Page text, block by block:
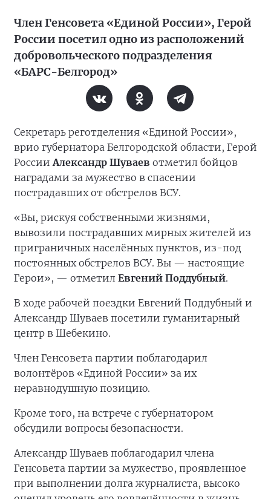
Член Генсовета «Единой России», Герой
России посетил одно из расположений
добровольческого подразделения
«БАРС-Белгород»
Секретарь реготделения «Единой России»,
врио губернатора Белгородской области, Герой
РоссииАлександр Шуваев отметил бойцов
наградами за мужество в спасении
пострадавших от обстрелов ВСУ.
«Вы, рискуя собственными жизнями,
вывозили пострадавших мирных жителей из
приграничных населённых пунктов, из-под
постоянных обстрелов ВСУ. Вы — настоящие
Герои», — отметил Евгений Поддубный.
В ходе рабочей поездки Евгений Поддубный и
Александр Шуваев посетили гуманитарный
центр в Шебекино.
Член Генсовета партии поблагодарил
волонтёров «Единой России» за их
неравнодушную позицию.
Кроме того, на встрече с губернатором
обсудили вопросы безопасности.
Александр Шуваев поблагодарил члена
Генсовета партии за мужество, проявленное
при выполнении долга журналиста, высоко